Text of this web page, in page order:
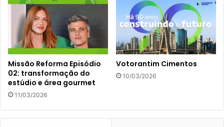
Missão Reforma Episódio
02: transformação do
estúdio e área gourmet
11/03/2026
Votorantim Cimentos
10/03/2026